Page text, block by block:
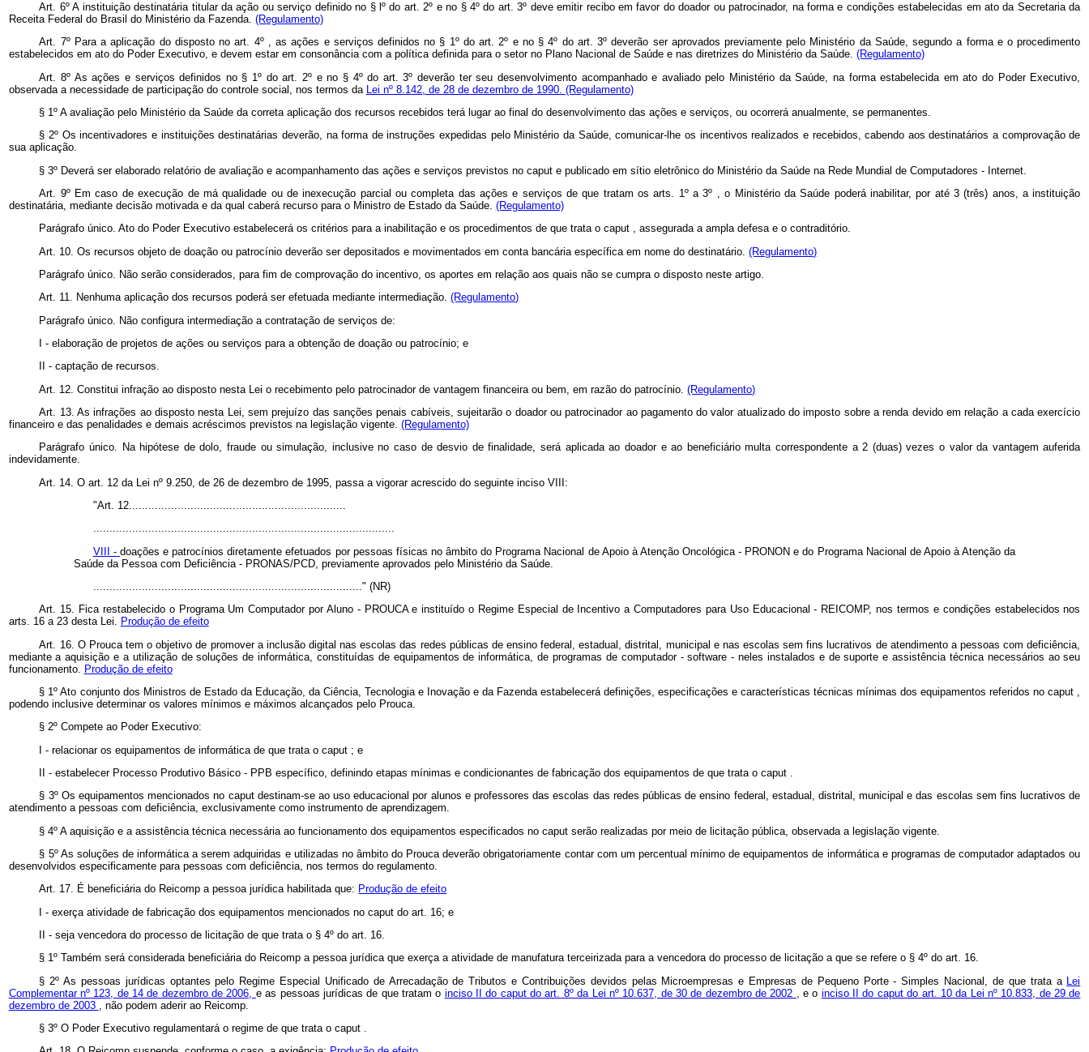
Art. 6º A instituição destinatária titular da ação ou serviço definido no § lº do art. 2º e no § 4º do art. 3º deve emitir recibo em favor do doador ou patrocinador, na forma e condições estabelecidas em ato da Secretaria da
Receita Federal do Brasil do Ministério da Fazenda. (Regulamento)
Art. 7º Para a aplicação do disposto no art. 4º , as ações e serviços definidos no § 1º do art. 2º e no § 4º do art. 3º deverão ser aprovados previamente pelo Ministério da Saúde, segundo a forma e o procedimento
estabelecidos em ato do Poder Executivo, e devem estar em consonância com a política definida para o setor no Plano Nacional de Saúde e nas diretrizes do Ministério da Saúde. (Regulamento)
Art. 8º As ações e serviços definidos no § 1º do art. 2º e no § 4º do art. 3º deverão ter seu desenvolvimento acompanhado e avaliado pelo Ministério da Saúde, na forma estabelecida em ato do Poder Executivo,
observada a necessidade de participação do controle social, nos termos da Lei nº 8.142, de 28 de dezembro de 1990. (Regulamento)
§ 1º A avaliação pelo Ministério da Saúde da correta aplicação dos recursos recebidos terá lugar ao final do desenvolvimento das ações e serviços, ou ocorrerá anualmente, se permanentes.
§ 2º Os incentivadores e instituições destinatárias deverão, na forma de instruções expedidas pelo Ministério da Saúde, comunicar-lhe os incentivos realizados e recebidos, cabendo aos destinatários a comprovação de
sua aplicação.
§ 3º Deverá ser elaborado relatório de avaliação e acompanhamento das ações e serviços previstos nocapute publicado em sítio eletrônico do Ministério da Saúde na Rede Mundial de Computadores - Internet.
Art. 9º Em caso de execução de má qualidade ou de inexecução parcial ou completa das ações e serviços de que tratam os arts. 1º a 3º , o Ministério da Saúde poderá inabilitar, por até 3 (três) anos, a instituição
destinatária, mediante decisão motivada e da qual caberá recurso para o Ministro de Estado da Saúde. (Regulamento)
Parágrafo único. Ato do Poder Executivo estabelecerá os critérios para a inabilitação e os procedimentos de que trata ocaput , assegurada a ampla defesa e o contraditório.
Art. 10. Os recursos objeto de doação ou patrocínio deverão ser depositados e movimentados em conta bancária específica em nome do destinatário.(Regulamento)
Parágrafo único. Não serão considerados, para fim de comprovação do incentivo, os aportes em relação aos quais não se cumpra o disposto neste artigo.
Art. 11. Nenhuma aplicação dos recursos poderá ser efetuada mediante intermediação.(Regulamento)
Parágrafo único. Não configura intermediação a contratação de serviços de:
I - elaboração de projetos de ações ou serviços para a obtenção de doação ou patrocínio; e
II - captação de recursos.
Art. 12. Constitui infração ao disposto nesta Lei o recebimento pelo patrocinador de vantagem financeira ou bem, em razão do patrocínio.(Regulamento)
Art. 13. As infrações ao disposto nesta Lei, sem prejuízo das sanções penais cabíveis, sujeitarão o doador ou patrocinador ao pagamento do valor atualizado do imposto sobre a renda devido em relação a cada exercício
financeiro e das penalidades e demais acréscimos previstos na legislação vigente. (Regulamento)
Parágrafo único. Na hipótese de dolo, fraude ou simulação, inclusive no caso de desvio de finalidade, será aplicada ao doador e ao beneficiário multa correspondente a 2 (duas) vezes o valor da vantagem auferida
indevidamente.
Art. 14. O art. 12 da Lei nº 9.250, de 26 de dezembro de 1995, passa a vigorar acrescido do seguinte inciso VIII:
"Art. 12...................................................................
.............................................................................................
VIII - doações e patrocínios diretamente efetuados por pessoas físicas no âmbito do Programa Nacional de Apoio à Atenção Oncológica - PRONON e do Programa Nacional de Apoio à Atenção da
Saúde da Pessoa com Deficiência - PRONAS/PCD, previamente aprovados pelo Ministério da Saúde.
..................................................................................." (NR)
Art. 15. Fica restabelecido o Programa Um Computador por Aluno - PROUCA e instituído o Regime Especial de Incentivo a Computadores para Uso Educacional - REICOMP, nos termos e condições estabelecidos nos
arts. 16 a 23 desta Lei. Produção de efeito
Art. 16. O Prouca tem o objetivo de promover a inclusão digital nas escolas das redes públicas de ensino federal, estadual, distrital, municipal e nas escolas sem fins lucrativos de atendimento a pessoas com deficiência,
mediante a aquisição e a utilização de soluções de informática, constituídas de equipamentos de informática, de programas de computador -software- neles instalados e de suporte e assistência técnica necessários ao seu
funcionamento. Produção de efeito
§ 1º Ato conjunto dos Ministros de Estado da Educação, da Ciência, Tecnologia e Inovação e da Fazenda estabelecerá definições, especificações e características técnicas mínimas dos equipamentos referidos nocaput
podendo inclusive determinar os valores mínimos e máximos alcançados pelo Prouca.
§ 2º Compete ao Poder Executivo:
I - relacionar os equipamentos de informática de que trata ocaput ; e
II - estabelecer Processo Produtivo Básico - PPB específico, definindo etapas mínimas e condicionantes de fabricação dos equipamentos de que trata ocaput
§ 3º Os equipamentos mencionados no caput destinam-se ao uso educacional por alunos e professores das escolas das redes públicas de ensino federal, estadual, distrital, municipal e das escolas sem fins lucrativos de
atendimento a pessoas com deficiência, exclusivamente como instrumento de aprendizagem.
§ 4º A aquisição e a assistência técnica necessária ao funcionamento dos equipamentos especificados nocaputserão realizadas por meio de licitação pública, observada a legislação vigente.
§ 5º As soluções de informática a serem adquiridas e utilizadas no âmbito do Prouca deverão obrigatoriamente contar com um percentual mínimo de equipamentos de informática e programas de computador adaptados ou
desenvolvidos especificamente para pessoas com deficiência, nos termos do regulamento.
Art. 17. É beneficiária do Reicomp a pessoa jurídica habilitada que: Produção de efeito
I - exerça atividade de fabricação dos equipamentos mencionados nocaputdo art. 16; e
II - seja vencedora do processo de licitação de que trata o § 4º do art. 16.
§ 1º Também será considerada beneficiária do Reicomp a pessoa jurídica que exerça a atividade de manufatura terceirizada para a vencedora do processo de licitação a que se refere o § 4º do art. 16.
§ 2º As pessoas jurídicas optantes pelo Regime Especial Unificado de Arrecadação de Tributos e Contribuições devidos pelas Microempresas e Empresas de Pequeno Porte - Simples Nacional, de que trata a Lei
Complementar nº 123, de 14 de dezembro de 2006, e as pessoas jurídicas de que tratam o inciso II do caputdo art. 8º da Lei nº 10.637, de 30 de dezembro de 2002 , e o inciso II do caputdo art. 10 da Lei nº 10.833, de 29 de
dezembro de 2003
, não podem aderir ao Reicomp.
§ 3º O Poder Executivo regulamentará o regime de que trata ocaput